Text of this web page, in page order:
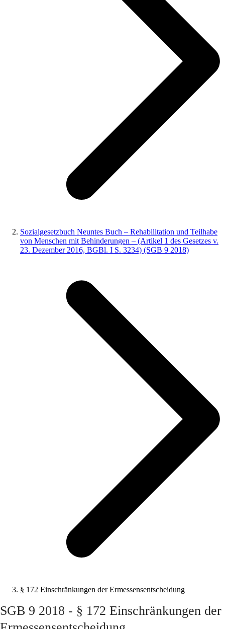
Sozialgesetzbuch Neuntes Buch – Rehabilitation und Teilhabe
von Menschen mit Behinderungen – (Artikel 1 des Gesetzes v.
23. Dezember 2016, BGBl. I S. 3234) (SGB 9 2018)
§ 172 Einschränkungen der Ermessensentscheidung
SGB 9 2018 - § 172 Einschränkungen der